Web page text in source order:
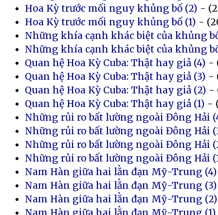
Hoa Kỳ trước mối nguy khủng bố (2) -
Hoa Kỳ trước mối nguy khủng bố (1) -
Những khía cạnh khác biệt của khủng
Những khía cạnh khác biệt của khủng
Quan hệ Hoa Kỳ Cuba: Thật hay giả (4) -
Quan hệ Hoa Kỳ Cuba: Thật hay giả (3) -
Quan hệ Hoa Kỳ Cuba: Thật hay giả (2) -
Quan hệ Hoa Kỳ Cuba: Thật hay giả (1) -
Những rủi ro bất lường ngoài Đông Hải
Những rủi ro bất lường ngoài Đông Hải
Những rủi ro bất lường ngoài Đông Hải
Những rủi ro bất lường ngoài Đông Hải
Nam Hàn giữa hai lằn đạn Mỹ-Trung (4)
Nam Hàn giữa hai lằn đạn Mỹ-Trung (3)
Nam Hàn giữa hai lằn đạn Mỹ-Trung (2)